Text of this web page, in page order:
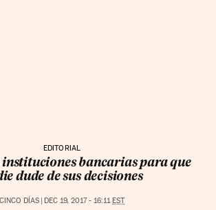
EDITORIAL
bancarias para que
dude de sus decisiones
CINCO DÍAS | DEC 19, 2017 - 16:11EST